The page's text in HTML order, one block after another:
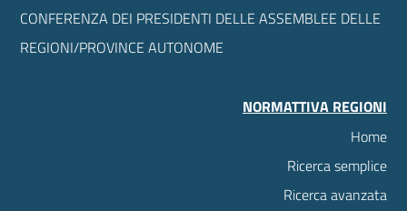
CONFERENZA DEI PRESIDENTI DELLE ASSEMBLEE DELLE
REGIONI/PROVINCE AUTONOME
NORMATTIVA REGIONI
Home
Ricerca semplice
Ricerca avanzata